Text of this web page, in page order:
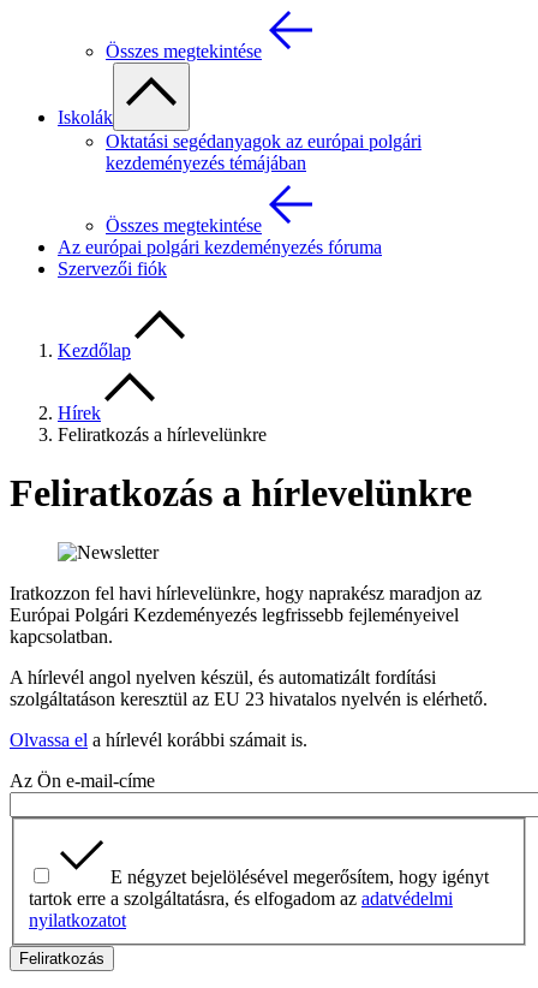
Összes megtekintése
Iskolák
Oktatási segédanyagok az európai polgári
kezdeményezés témájában
Összes megtekintése
Az európai polgári kezdeményezés fóruma
Szervezői fiók
Kezdőlap
Hírek
Feliratkozás a hírlevelünkre
Feliratkozás a hírlevelünkre
Iratkozzon fel havi hírlevelünkre, hogy naprakész maradjon az
Európai Polgári Kezdeményezés legfrissebb fejleményeivel
kapcsolatban.
A hírlevél angol nyelven készül, és automatizált fordítási
szolgáltatáson keresztül az EU 23 hivatalos nyelvén is elérhető.
Olvassa el a hírlevél korábbi számait is.
Az Ön e-mail-címe
E négyzet bejelölésével megerősítem, hogy igényt
tartok erre a szolgáltatásra, és elfogadom az adatvédelmi
nyilatkozatot
Feliratkozás